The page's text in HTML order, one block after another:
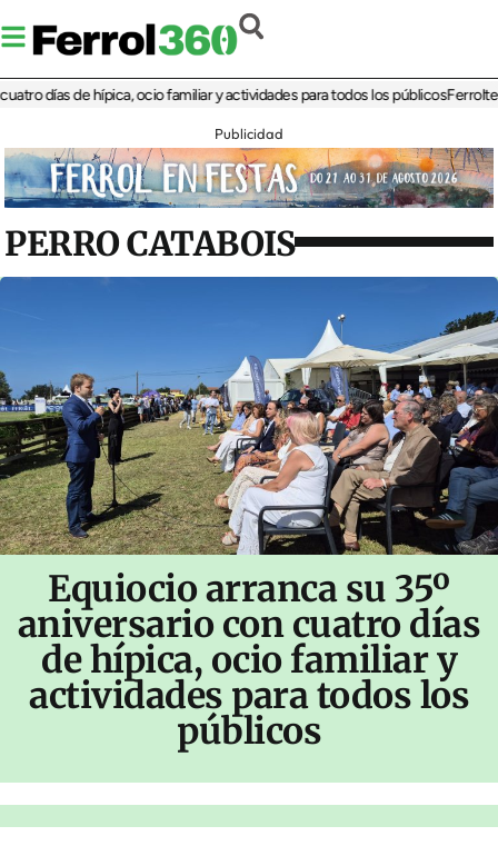
días de hípica, ocio familiar y actividades para todos los públicosFerrolterra
Publicidad
PERRO CATABOIS
Equiocio arranca su 35º
aniversario con cuatro días
de hípica, ocio familiar y
actividades para todos los
públicos